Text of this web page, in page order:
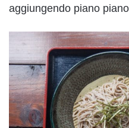
aggiungendo piano